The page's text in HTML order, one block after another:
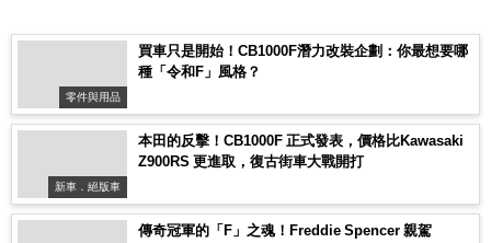
零件與用品
買車只是開始！CB1000F潛力改裝企劃：你最想要哪
種「令和F」風格？
新車．絕版車
本田的反擊！CB1000F 正式發表，價格比Kawasaki
Z900RS 更進取，復古街車大戰開打
傳奇冠軍的「F」之魂！Freddie Spencer 親駕